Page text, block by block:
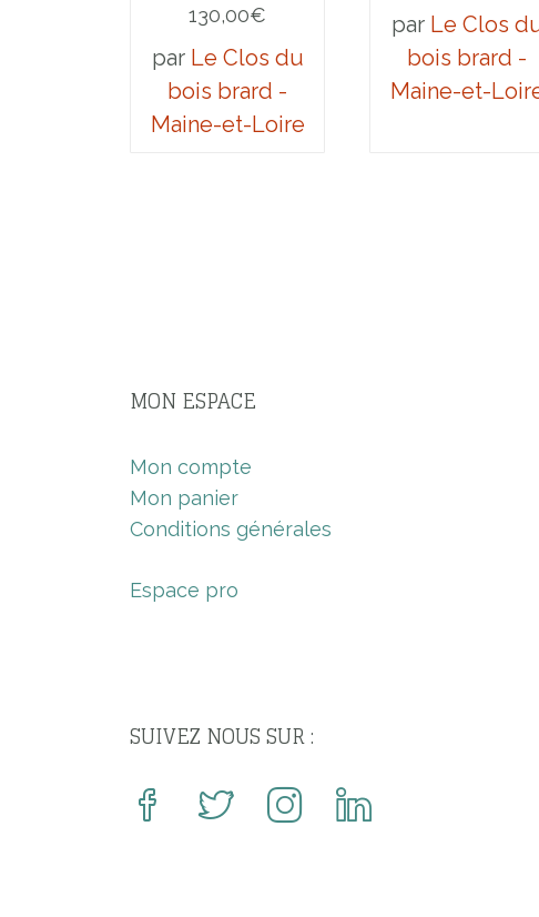
130,00€
par Le Clos du
bois brard -
Maine-et-Loire
par Le Clos
bois brard -
Maine-et-
MON ESPACE
Mon compte
Mon panier
Conditions générales
Espace pro
SUIVEZ NOUS SUR :